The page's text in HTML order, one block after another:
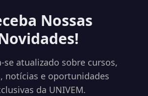
Nossas
se atualizado sobre cursos,
notícias e oportunidades
da UNIVEM.